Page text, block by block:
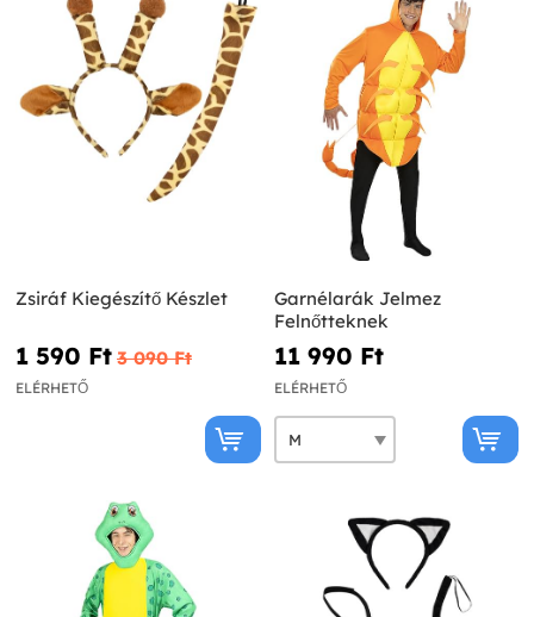
Zsiráf Kiegészítő Készlet
1 590 Ft‎ 3 090 Ft‎
ELÉRHETŐ
Garnélarák Jelmez
Felnőtteknek
11 990 Ft‎
ELÉRHETŐ